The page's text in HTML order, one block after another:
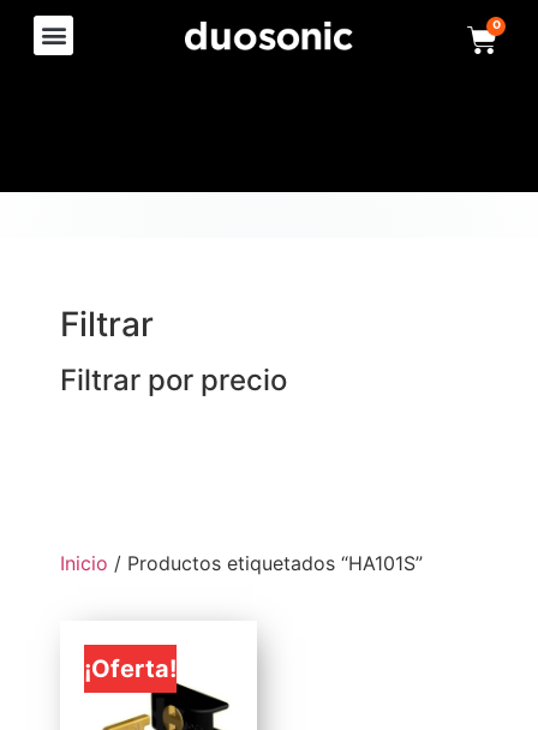
0
Filtrar
Filtrar por precio
Inicio / Productos etiquetados “HA101S”
¡Oferta!